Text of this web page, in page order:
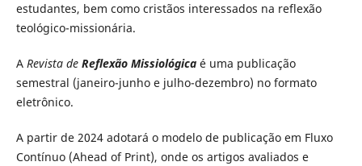
estudantes, bem como cristãos interessados na reflexão
teológico-missionária.
A Revista de Reflexão Missiológicaé uma publicação
semestral (janeiro-junho e julho-dezembro) no formato
eletrônico.
A partir de 2024 adotará o modelo de publicação em Fluxo
Contínuo (Ahead of Print), onde os artigos avaliados e